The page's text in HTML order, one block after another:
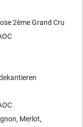
2ème Grand Cru
Merlot,